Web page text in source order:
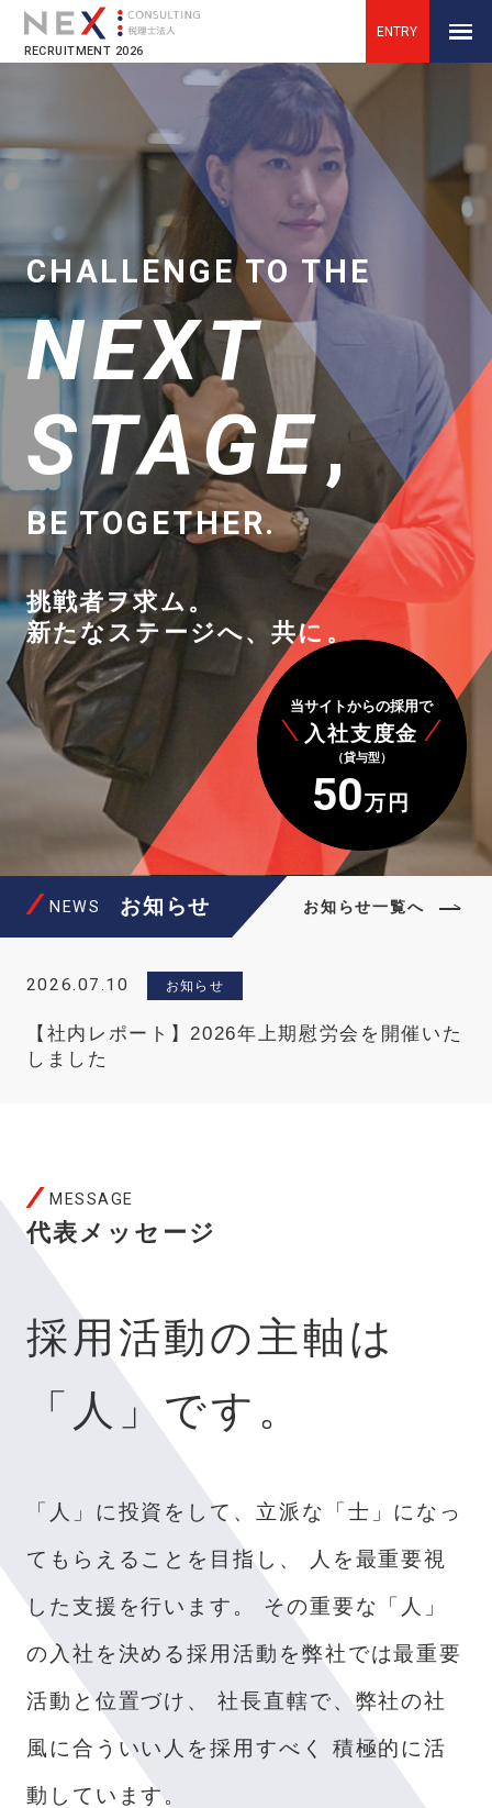
RECRUITMENT 2026
株式会社ネックスコンサルティング｜採用サイト
挑戦者ヲ求 ！
CHALLENGE TO THE
NEXT
STAGE,
BE TOGETHER.
挑戦者ヲ求ム。
新たなステージへ、共に。
当サイトからの採用で
入社支度金
（貸与型）
50万円
お知らせ
NEWS
2026.07.10 お知らせ
【社内レポート】2026年上期慰労会を開催いた
しました
お知らせ一覧へ
代表メッセージ
MESSAGE
採用活動の主軸は
「人」です。
「人」に投資をして、立派な「士」になっ
てもらえることを目指し、 人を最重要視
した支援を行います。 その重要な「人」
の入社を決める採用活動を弊社では最重要
活動と位置づけ、 社長直轄で、弊社の社
風に合ういい人を採用すべく 積極的に活
動しています。
ENTRY